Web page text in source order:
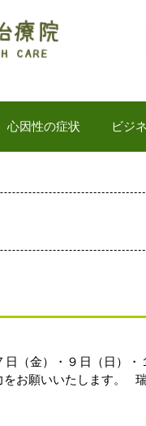
心因性の症状 ビジ
日（金）・９日（日）
をお願いいたします。